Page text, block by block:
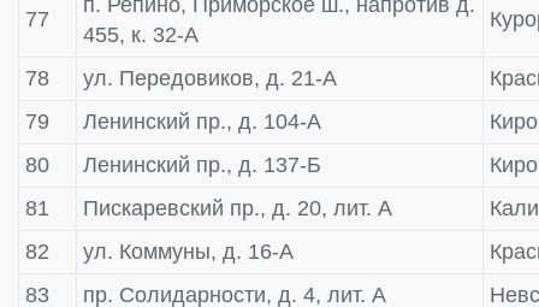
77
455, к. 32-А
78 ул. Передовиков, д. 21-А
79
Ленинский пр., д. 104-А
80
Ленинский пр., д. 137-Б
81
Пискаревский пр., д. 20, лит. А
82
ул. Коммуны, д. 16-А
83
пр. Солидарности, д. 4, лит. А